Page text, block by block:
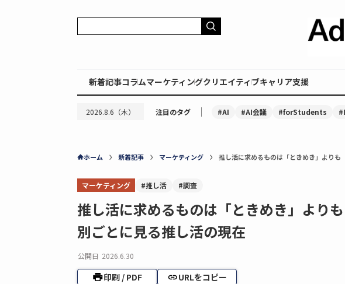
新着記事コラムマーケティングクリエイティブキャリア支援
2026.8.6（木） 注目のタグ ｜ #AI #AI会議 #forStudents
ホーム 新着記事 マーケティング 推し活に求めるものは「ときめき」より
マーケティング #推し活 #調査
推し活に求めるものは「ときめき」より
別ごとに見る推し活の現在
公開日 2026.6.30
印刷 / PDF URLをコピー